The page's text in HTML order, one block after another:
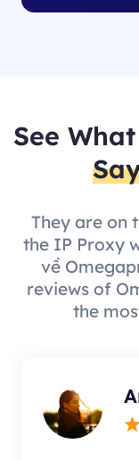
See
They are on
the IP Proxy
về
reviews of
the